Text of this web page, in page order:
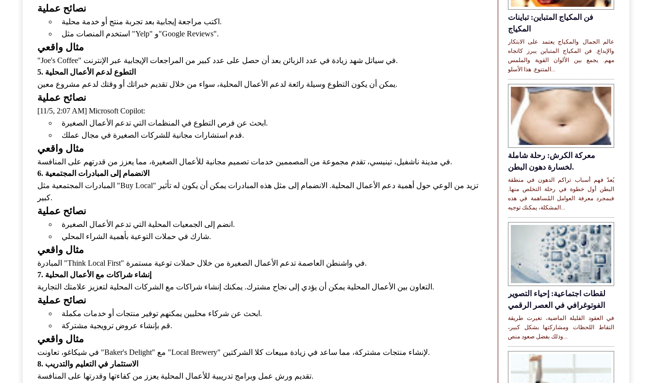
نصائح عملية
اكتب مراجعة إيجابية بعد تجربة منتج أو خدمة محلية.
استخدم المنصات مثل "Yelp" و"Google Reviews".
مثال واقعي
"Joe's Coffee" في سياتل شهد زيادة في عدد الزبائن بعد أن حصل على عدد كبير من المراجعات الإيجابية عبر الإنترنت.
5. التطوع لدعم الأعمال المحلية
يمكن أن يكون التطوع وسيلة رائعة لدعم الأعمال المحلية، سواء من خلال تقديم خبراتك أو وقتك لدعم مشروع معين.
نصائح عملية
[11/5, 2:07 AM] Microsoft Copilot:
ابحث عن فرص التطوع في المنظمات التي تدعم الأعمال الصغيرة.
قدم استشارات مجانية للشركات الصغيرة في مجال عملك.
مثال واقعي
في مدينة ناشفيل، تينيسي، تقدم مجموعة من المصممين خدمات تصميم مجانية للأعمال الصغيرة، مما يعزز من قدرتهم على المنافسة.
6. الانضمام إلى المبادرات المجتمعية
المبادرات المجتمعية مثل "Buy Local" تزيد من الوعي حول أهمية دعم الأعمال المحلية. الانضمام إلى مثل هذه المبادرات يمكن أن يكون له تأثير
كبير.
نصائح عملية
انضم إلى الجمعيات المحلية التي تدعم الأعمال الصغيرة.
شارك في حملات التوعية بأهمية الشراء المحلي.
مثال واقعي
المبادرة "Think Local First" في واشنطن العاصمة تدعم الأعمال الصغيرة من خلال حملات توعية مستمرة.
7. إنشاء شراكات مع الأعمال المحلية
التعاون بين الأعمال المحلية يمكن أن يؤدي إلى نجاح مشترك. يمكنك إنشاء شراكات مع الشركات المحلية لتعزيز علامتك التجارية.
نصائح عملية
ابحث عن شركاء محليين يمكنهم توفير منتجات أو خدمات مكملة.
قم بإنشاء عروض ترويجية مشتركة.
مثال واقعي
في شيكاغو، تعاونت "Baker's Delight" مع "Local Brewery" لإنشاء منتجات مشتركة، مما ساعد في زيادة مبيعات كلا الشركتين.
8. الاستثمار في التعليم والتدريب
تقديم ورش عمل وبرامج تدريبية للأعمال المحلية يعزز من كفاءتها وقدرتها على المنافسة.
فن المكياج المتباين: تباينات
المكياج
عالم الجمال والمكياج يعتمد على الابتكار
والإبداع. فن المكياج المتباين يبرز كاتجاه
مهم. يجمع بين الألوان القوية والملمس
المتنوع. هذا الأسلو...
معركة الكرش: رحلة شاملة
لخسارة دهون البطن.
يُعدّ فهم أسباب تراكم الدهون في منطقة
البطن أول خطوة في رحلة التخلص منها.
فبمجرد معرفة العوامل المُساهمة في هذه
المشكلة، يمكنك توجيه...
لقطات اجتماعية: إحياء التصوير
الفوتوغرافي في العصر الرقمي
في العقود القليلة الماضية، تغيرت طريقة
التقاط اللحظات ومشاركتها بشكل كبير،
وذلك بفضل صعود منص...